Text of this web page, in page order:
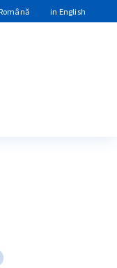
in English